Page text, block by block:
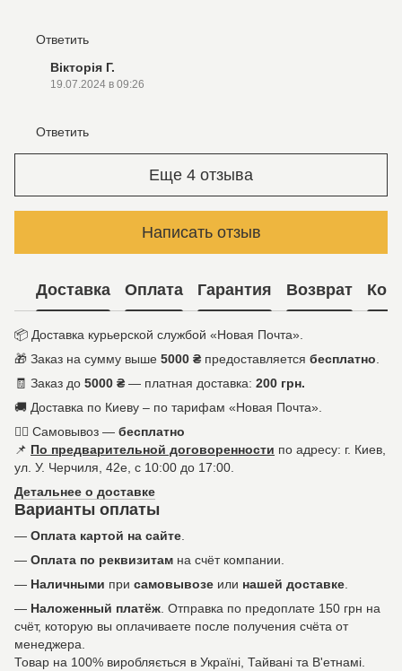
Ответить
Вікторія Г.
19.07.2024 в 09:26
Ответить
Еще 4 отзыва
Написать отзыв
Доставка Оплата Гарантия Возврат
📦 Доставка курьерской службой «Новая Почта».
🎁 Заказ на сумму выше 5000 ₴ предоставляется бесплатно
🧾 Заказ до 5000 ₴ — платная доставка: 200 грн.
🚚 Доставка по Киеву – по тарифам «Новая Почта».
🚶‍♀️ Самовывоз — бесплатно
📌 По предварительной договоренности по адресу: г. Киев,
ул. У. Черчиля, 42е, с 10:00 до 17:00.
Детальнее о доставке
Варианты оплаты
— Оплата картой на сайте.
— Оплата по реквизитам на счёт компании.
— Наличными при самовывозе или нашей доставке.
— Наложенный платёж. Отправка по предоплате 150 грн на
счёт, которую вы оплачиваете после получения счёта от
менеджера.
Товар на 100% виробляється в Україні, Тайвані та В'етнамі.